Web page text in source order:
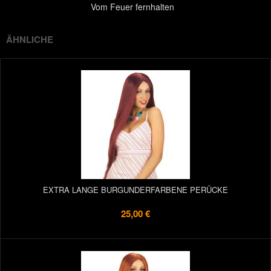
Vom Feuer fernhalten
ÄHNLICHE
EXTRA LANGE BURGUNDERFARBENE PERÜCKE
25,00 €